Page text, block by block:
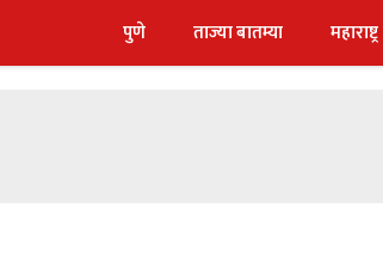
पुणे ताज्या बातम्या महाराष्ट्र